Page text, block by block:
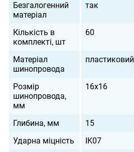
Безгалогенний
матеріал
так
Кількість в
комплекті, шт
60
Матеріал
шинопровода
пластиковий
Розмір
шинопровода,
мм
16х16
Глибина, мм
15
Ударна міцність
IK07